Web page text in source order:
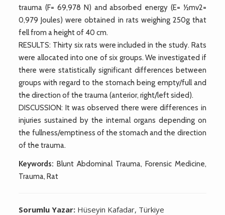
trauma (F= 69,978 N) and absorbed energy (E= ½mv2=
0,979 Joules) were obtained in rats weighing 250g that
fell from a height of 40 cm.
RESULTS: Thirty six rats were included in the study. Rats
were allocated into one of six groups. We investigated if
there were statistically significant differences between
groups with regard to the stomach being empty/full and
the direction of the trauma (anterior, right/left sided).
DISCUSSION: It was observed there were differences in
injuries sustained by the internal organs depending on
the fullness/emptiness of the stomach and the direction
of the trauma.
Keywords: Blunt Abdominal Trauma, Forensic Medicine,
Trauma, Rat
Sorumlu Yazar: Hüseyin Kafadar, Türkiye